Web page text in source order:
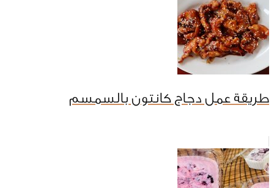
طريقة عمل دجاج كانتون بالسمسم